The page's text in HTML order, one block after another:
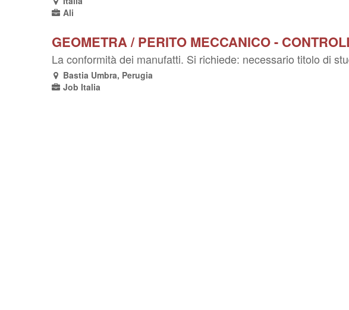
Ali
GEOMETRA / PERITO MECCANICO -
La conformità dei manufatti. Si richiede: necessario titolo di
Bastia Umbra, Perugia
Job Italia